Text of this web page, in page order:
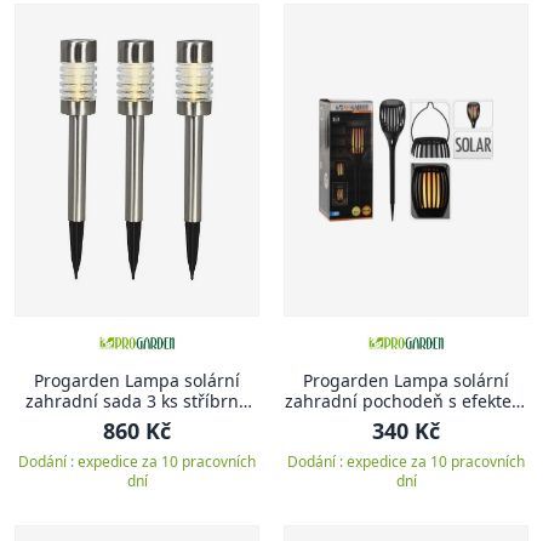
Progarden Lampa solární
zahradní sada 3 ks stříbrná
KO-DT3000230
860 Kč
Dodání : expedice za 10 pracovních
dní
Progarden Lampa solární
zahradní pochodeň s efektem
plamene 3v1 78 cm
340 Kč
Dodání : expedice za 10 pracovních
dní